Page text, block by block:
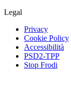
Legal
Privacy
Cookie Policy
Accessibilità
PSD2-TPP
Stop Frodi